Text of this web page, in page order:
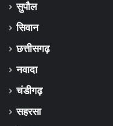
सुपौल
सिवान
छत्तीसगढ़
नवादा
चंडीगढ़
सहरसा